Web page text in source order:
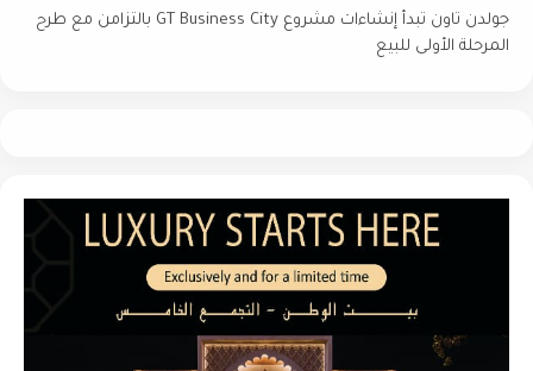
جولدن تاون تبدأ إنشاءات مشروع GT Business City بالتزامن مع طرح
المرحلة الأولى للبيع